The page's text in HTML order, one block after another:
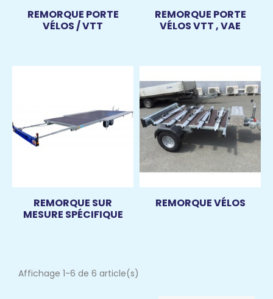
REMORQUE PORTE
VÉLOS / VTT
REMORQUE PORTE
VÉLOS VTT , VAE
REMORQUE SUR
MESURE SPÉCIFIQUE
REMORQUE VÉLOS
Affichage 1-6 de 6 article(s)